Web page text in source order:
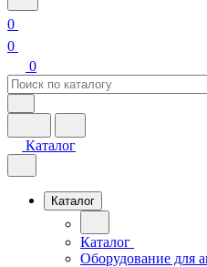
0
0
0
Каталог
Каталог
Каталог
Оборудование для